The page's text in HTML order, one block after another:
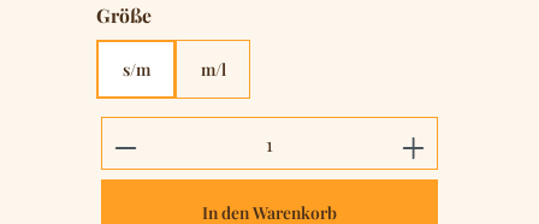
Größeauswählen
s/m m/l
Produkt Anzahl: Gib den
In den Warenkorb